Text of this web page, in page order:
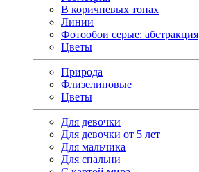
В коричневых тонах
Линии
Фотообои серые: абстракция
Цветы
Природа
Флизелиновые
Цветы
Для девочки
Для девочки от 5 лет
Для мальчика
Для спальни